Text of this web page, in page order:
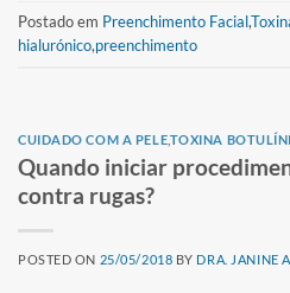
Postado em Preenchimento Facial,
hialurónico,preenchimento
CUIDADO COM A PELETOXINA
Quando iniciar
contra rugas?
POSTED ON 25/05/2018 BY DRA. JANINE